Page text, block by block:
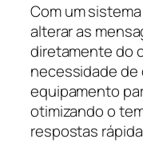
Com um
alterar as
diretamente do
necessidade
equipamento
otimizando o
respostas